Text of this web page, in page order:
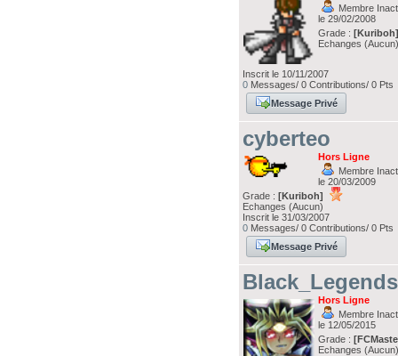
Membre
le 29/02/2008
Grade :
Echanges
Inscrit le 10/11/2007
0 Messages/ 0 Contributions/ 0 Pts
Message Privé
cyberteo
Hors Ligne
Membre
le 20/03/2009
Grade :[Kuriboh]
Echanges (Aucun)
Inscrit le 31/03/2007
0 Messages/ 0 Contributions/ 0 Pts
Message Privé
Black_Legends
Hors Ligne
Membre
le 12/05/2015
Grade :
Echanges